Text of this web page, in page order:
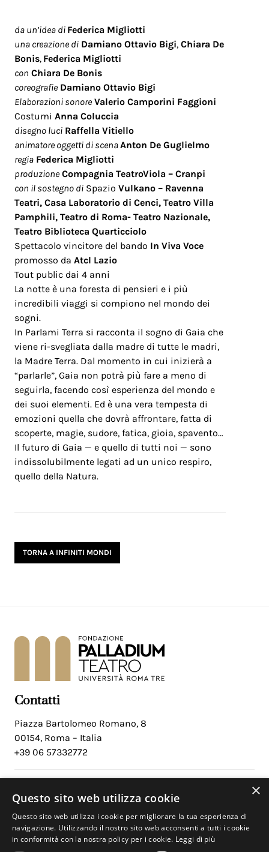
da un’idea di Federica Migliotti
una creazione di Damiano Ottavio Bigi, Chiara De
Bonis, Federica Migliotti
con Chiara De Bonis
coreografie Damiano Ottavio Bigi
Elaborazioni sonore Valerio Camporini Faggioni
Costumi Anna Coluccia
disegno luci Raffella Vitiello
animatore oggetti di scenaAnton De Guglielmo
regia Federica Migliotti
produzione Compagnia TeatroViola – Cranpi
con il sostegno di Spazio Vulkano – Ravenna
Teatri, Casa Laboratorio di Cenci, Teatro Villa
Pamphili, Teatro di Roma- Teatro Nazionale,
Teatro Biblioteca Quarticciolo
Spettacolo vincitore del bando In Viva Voce
promosso da Atcl Lazio
Tout public dai 4 anni
La notte è una foresta di pensieri e i più
incredibili viaggi si compiono nel mondo dei
sogni.
In Parlami Terra si racconta il sogno di Gaia che
viene ri-svegliata dalla madre di tutte le madri,
la Madre Terra. Dal momento in cui inizierà a
“parlarle”, Gaia non potrà più fare a meno di
seguirla, facendo così esperienza del mondo e
dei suoi elementi. Ed è una vera tempesta di
emozioni quella che dovrà affrontare, fatta di
scoperte, magie, sudore, fatica, gioia, spavento…
Il futuro di Gaia — e quello di tutti noi — sono
indissolubilmente legati ad un unico respiro,
quello della Natura.
TORNA A INFINITI MONDI
Contatti
Piazza Bartolomeo Romano, 8
00154, Roma – Italia
+39 06 57332772
Facebook
Instagram
Youtube
×
Questo sito web utilizza cookie
Questo sito web utilizza i cookie per migliorare la tua esperienza di
navigazione. Utilizzando il nostro sito web acconsenti a tutti i cookie
in conformità con la nostra policy per i cookie. Leggi di più